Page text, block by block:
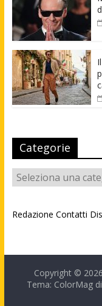
Categorie
Categorie
Redazione Contatti
Copyright © 2026
Tema: ColorMag di